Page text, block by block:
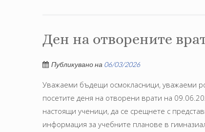
Ден на отворените
Публикувано на 06/03/2026
Уважаеми бъдещи осмокласници, уважаеми
посетите деня на отворени врати на
настоящи ученици, да се срещнете с
информация за учебните планове в